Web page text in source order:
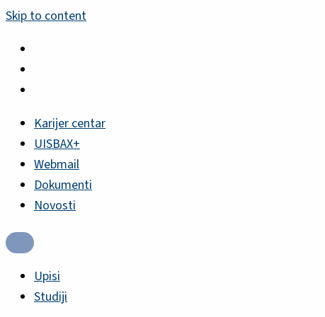
Skip to content
Karijer centar
UISBAX+
Webmail
Dokumenti
Novosti
Upisi
Studiji